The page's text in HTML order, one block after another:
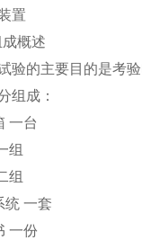
置
概述
验的主要目的是考
组成：
一台
组
组
统 一套
一份